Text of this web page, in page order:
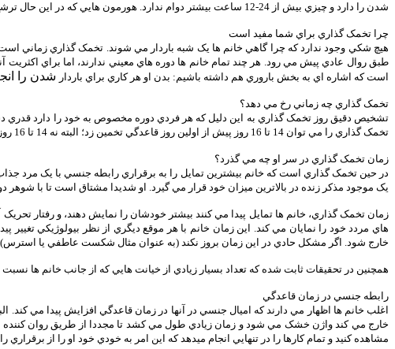
شدن را دارد و چيزي بيش از 24-12 ساعت بيشتر دوام ندارد. هورمون هايي که در اين حال ترشح مي شوند، باعث ميشوند او بيش از اندازه از هر نظر حساس شود به ويژه حس لامسه و بويايي او را تحت الشعاع قرار مي دهند.
چرا تخمک گذاري براي شما مفيد است
هيچ شکي وجود ندارد که چرا گاهي خانم ها يک شبه باردار مي شوند. تخمک گذاري زماني
طبق روال عادي پيش مي رود. هر چند تمام خانم ها دوره هاي معيني ندارند، اما براي
است که اشاره اي به بخش باروري هم داشته باشيم: بدن او هر کاري براي باردار شدن را
تخمک گذاري چه زماني رخ مي دهد؟
تخمک گذاري را مي توان 14 تا 16 روز پيش از اولين روز قاعدگي تخمين زد؛ البته نه 14 تا 16 روز بعد از اتمام دوره. شايد تعداد روزهاي قبل و بعد از قاعدگي يکسان نباشند به همين دليل نمي توان گفت دقيقا وسط دوره.
زمان تخمک گذاري در سر او چه مي گذرد؟
در حين تخمک گذاري است که خانم بيشترين تمايل را به برقراري رابطه جنسي با يک مرد
يک موجود مذکر زنده در بالاترين ميزان خود قرار مي گيرد. او شديدا مشتاق است تا با
زمان تخمک گذاري، خانم ها تمايل پيدا مي کنند بيشتر خودشان را نمايش دهند، و رفتار
هاي مردد خود را نمايان مي کند. اين زمان خانم با هر موقع ديگري از نظر بيولوژيکي
خارج شود. اگر مشکل حادي در اين زمان بروز نکند (به عنوان مثال شکست عاطفي يا استرس)
همچنين در تحقيقات ثابت شده که تعداد بسيار زيادي از خيانت هايي که از جانب خانم ها
رابطه جنسي در زمان قاعدگي
اغلب خانم ها اظهار مي دارند که اميال جنسي در آنها در زمان قاعدگي افزايش پيدا مي کند.
خارج مي کند واژن خشک مي شود و زمان زيادي طول مي کشد تا مجددا از طريق روان کننده
مشاهده کنيد و تمام کارها را در تنهايي انجام ميدهد که اين امر به خودي خود او را از